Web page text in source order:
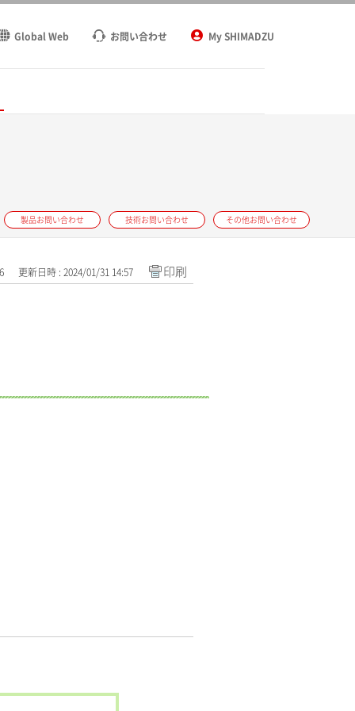
Global Web お問い合わせ My SHIMADZU
製品お問い合わせ 技術お問い合わせ その他お問い合わせ
更新日時 : 2024/01/31 14:57 印刷